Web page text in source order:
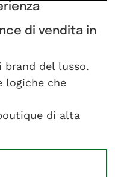
di vendita in
del lusso.
logiche che
di alta